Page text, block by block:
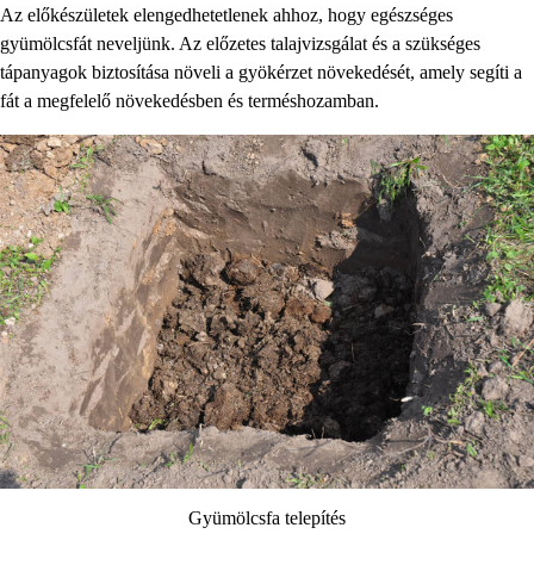
Az előkészületek elengedhetetlenek ahhoz, hogy egészséges
gyümölcsfát neveljünk. Az előzetes talajvizsgálat és a szükséges
tápanyagok biztosítása növeli a gyökérzet növekedését, amely segíti a
fát a megfelelő növekedésben és terméshozamban.
Gyümölcsfa telepítés